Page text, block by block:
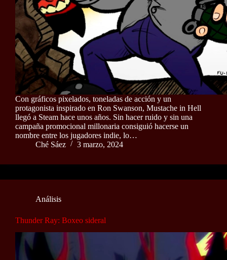
Con gráficos pixelados, toneladas de acción y un
protagonista inspirado en Ron Swanson, Mustache in Hell
llegó a Steam hace unos años. Sin hacer ruido y sin una
campaña promocional millonaria consiguió hacerse un
nombre entre los jugadores indie, lo…
Ché Sáez
3 marzo, 2024
Análisis
Thunder Ray: Boxeo sideral